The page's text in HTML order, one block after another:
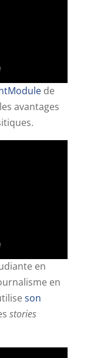
de
avantages
en
en
son
stories